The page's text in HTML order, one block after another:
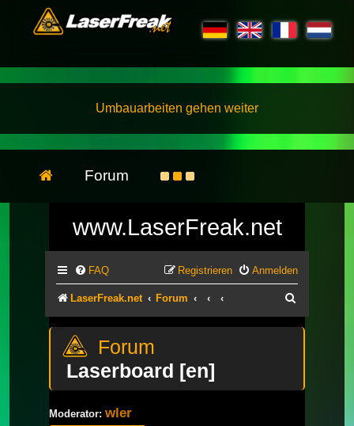
Umbauarbeiten gehen weiter
Forum
www.LaserFreak.net
FAQ Anmelden
Registrieren
LaserFreak.net Forum
Laserboard [en]
Moderator: wler